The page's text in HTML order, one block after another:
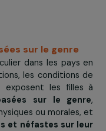
sur le genre
dans les
les